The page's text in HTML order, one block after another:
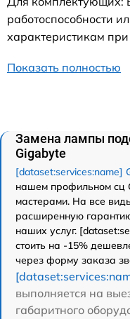
работоспособности
характеристикам
Показать полностью
Замена лампы
Gigabyte
[dataset:services:name]
нашем профильном сц
мастерами. На все
расширенную
наших услуг.
стоить на -15%
через форму заказа
выполняется на
габаритного